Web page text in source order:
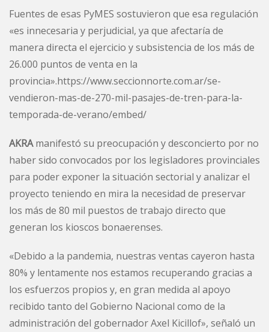
Fuentes de esas PyMES sostuvieron que esa regulación
«es innecesaria y perjudicial, ya que afectaría de
manera directa el ejercicio y subsistencia de los más de
26.000 puntos de venta en la
provincia».https://www.seccionnorte.com.ar/se-
vendieron-mas-de-270-mil-pasajes-de-tren-para-la-
temporada-de-verano/embed/
AKRAmanifestó su preocupación y desconcierto por no
haber sido convocados por los legisladores provinciales
para poder exponer la situación sectorial y analizar el
proyecto teniendo en mira la necesidad de preservar
los más de 80 mil puestos de trabajo directo que
generan los kioscos bonaerenses.
«Debido a la pandemia, nuestras ventas cayeron hasta
80% y lentamente nos estamos recuperando gracias a
los esfuerzos propios y, en gran medida al apoyo
recibido tanto del Gobierno Nacional como de la
administración del gobernador Axel Kicillof», señaló un